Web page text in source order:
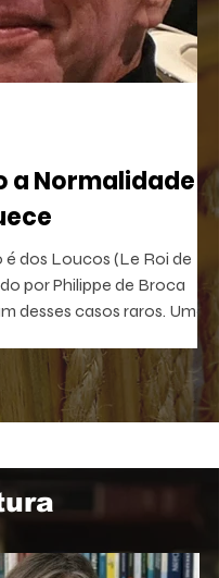
a Normalidade
é dos Loucos (Le Roi de
por Philippe de Broca
desses casos raros. Uma
no que sugere. Um filme
mais distante fica no
próximo parece de nós.